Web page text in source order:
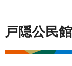
戸隠公民